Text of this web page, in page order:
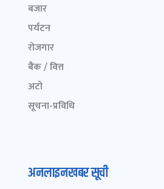
बजार
पर्यटन
रोजगार
बैंक / वित्त
अटो
सूचना-प्रविधि
अनलाइनखबर सूची